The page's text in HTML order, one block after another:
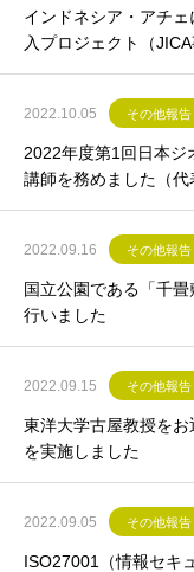
インドネシア・アチ
入プロジェクト（
2022.10.05 その他報告
2022年度第1回日本ジ
講師を務めました（代
2022.09.16 その他報告
国立公園である「千
行いました
2022.09.15 その他報告
東洋大学古屋教授を
を実施しました
2022.09.05 その他報告
ISO27001（情報セキ